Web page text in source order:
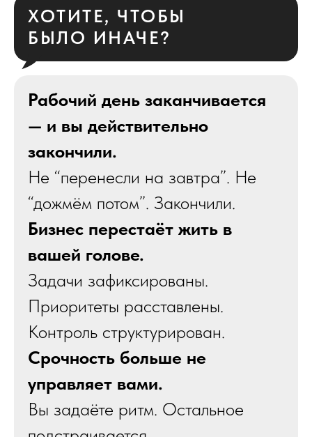
ХОТИТЕ, ЧТОБЫ
БЫЛО ИНАЧЕ?
Рабочий день заканчивается
— и вы действительно
закончили.
Не “перенесли на завтра”. Не
“дожмём потом”. Закончили.
Бизнес перестаёт жить в
вашей голове.
Задачи зафиксированы.
Приоритеты расставлены.
Контроль структурирован.
Срочность больше не
управляет вами.
Вы задаёте ритм. Остальное